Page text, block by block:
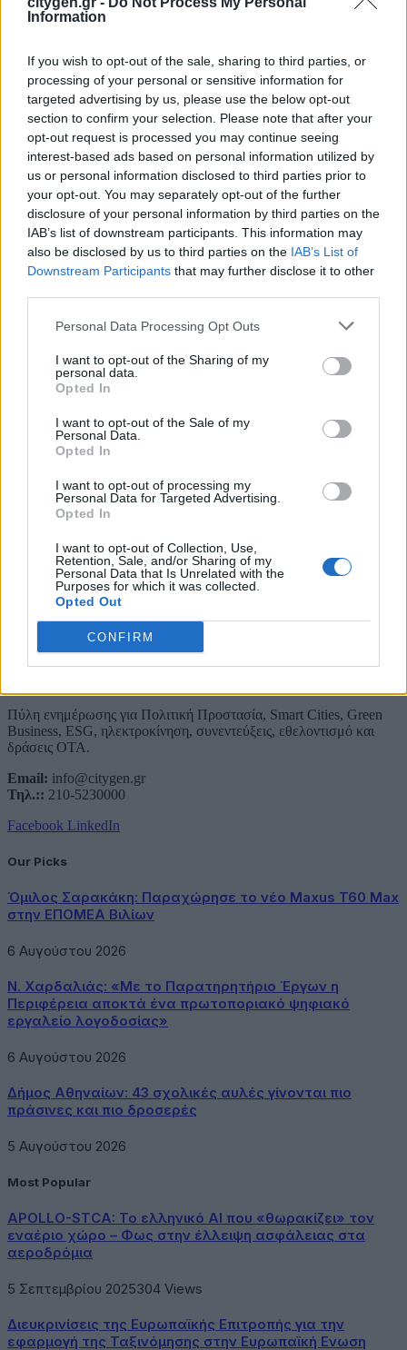
Information
If you wish to opt-out of the sale, sharing to third parties, or
processing of your personal or sensitive information for
targeted advertising by us, please use the below opt-out
section to confirm your selection. Please note that after your
opt-out request is processed you may continue seeing
interest-based ads based on personal information utilized by
us or personal information disclosed to third parties prior to
your opt-out. You may separately opt-out of the further
disclosure of your personal information by third parties on the
IAB’s list of downstream participants. This information may
also be disclosed by us to third parties on the IAB’s List of
Downstream Participants that may further disclose it to other
Personal Data Processing Opt Outs
I want to opt-out of the Sharing of my
personal data.
Opted In
I want to opt-out of the Sale of my
Personal Data.
Opted In
I want to opt-out of processing my
Personal Data for Targeted Advertising.
Opted In
I want to opt-out of Collection, Use,
Retention, Sale, and/or Sharing of my
Personal Data that Is Unrelated with the
Purposes for which it was collected.
Opted Out
CONFIRM
Ν. Χαρδαλιάς: «Με το Παρατηρητήριο Έργων η
Περιφέρεια αποκτά ένα πρωτοποριακό ψηφιακό
εργαλείο λογοδοσίας»
6 Αυγούστου 2026
Δήμος Αθηναίων: 43 σχολικές αυλές γίνονται πιο
πράσινες και πιο δροσερές
5 Αυγούστου 2026
Η FARIA Renewables προχώρησε στην ηλεκτροδότηση
του αιολικού πάρκου Faria Αίολος Λάρυμνα
ΥΠΕΝ: Διευρύνεται ο κατάλογος των
Προστατευόμενων Τοπίων σε 12
Newsletter Citygen.gr
Προστασίας, του ESG, του Green Business και των ΟΤΑ
Συμφωνώ με την Πολιτική Δεδομένων
About Us
Πύλη ενημέρωσης για Πολιτική Προστασία, Smart Cities, Green
Business, ESG, ηλεκτροκίνηση, συνεντεύξεις, εθελοντισμό και
δράσεις ΟΤΑ.
Email: info@citygen.gr
Τηλ.:: 210-5230000
Facebook LinkedIn
Our Picks
Όμιλος Σαρακάκη: Παραχώρησε το νέο Maxus T60 Max
στην ΕΠΟΜΕΑ Βιλίων
6 Αυγούστου 2026
Ν. Χαρδαλιάς: «Με το Παρατηρητήριο Έργων η
Περιφέρεια αποκτά ένα πρωτοποριακό ψηφιακό
εργαλείο λογοδοσίας»
6 Αυγούστου 2026
Δήμος Αθηναίων: 43 σχολικές αυλές γίνονται πιο
πράσινες και πιο δροσερές
5 Αυγούστου 2026
Most Popular
APOLLO-STCA: Το ελληνικό AI που «θωρακίζει» τον
εναέριο χώρο – Φως στην έλλειψη ασφάλειας στα
αεροδρόμια
5 Σεπτεμβρίου 2025304 Views
Διευκρινίσεις της Ευρωπαϊκής Επιτροπής για την
εφαρμογή της Ταξινόμησης στην Ευρωπαϊκή Ενωση